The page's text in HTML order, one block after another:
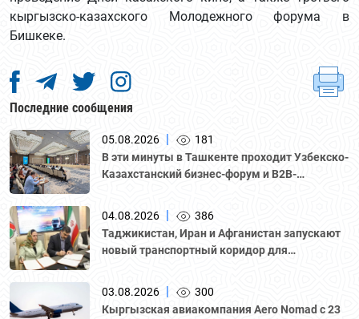
кыргызско-казахского Молодежного форума в
Бишкеке.
Последние сообщения
05.08.2026 |
181
В эти минуты в Ташкенте проходит Узбекско-
Казахстанский бизнес-форум и B2B-
Национальной палатой предпринимателей
Казахстана "Атамекен."
04.08.2026 |
386
Таджикистан, Иран и Афганистан запускают
новый транспортный коридор для
03.08.2026 |
300
Кыргызская авиакомпания Aero Nomad с 23